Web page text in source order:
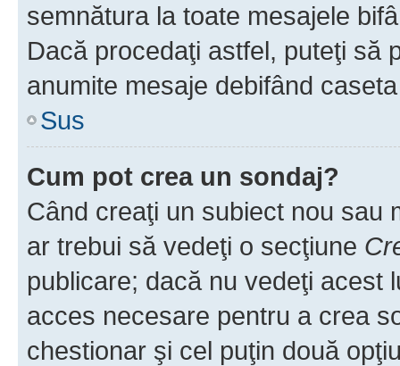
semnătura la toate mesajele
Dacă procedaţi astfel, puteţi să
anumite mesaje debifând
Sus
Cum pot crea un sondaj?
Când creaţi un subiect nou sau
ar trebui să vedeţi o secţiune
publicare; dacă nu vedeţi acest
acces necesare pentru a crea
chestionar şi cel puţin două